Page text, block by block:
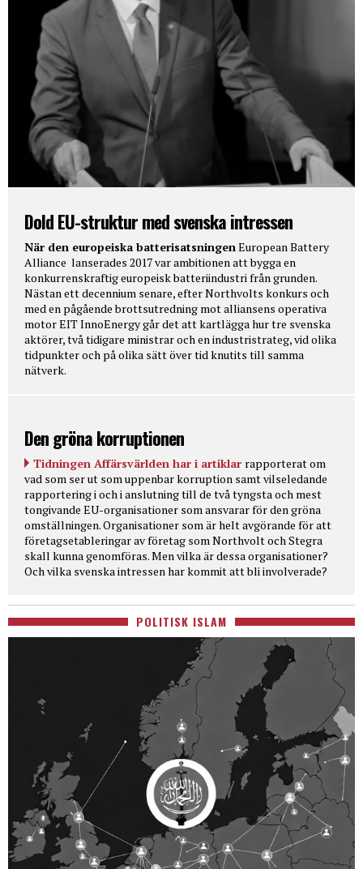
Dold EU-struktur med svenska intressen
När den europeiska batterisatsningenEuropean Battery
Alliance lanserades 2017 var ambitionen att bygga en
konkurrenskraftig europeisk batteriindustri från grunden.
Nästan ett decennium senare, efter Northvolts konkurs och
med en pågående brottsutredning mot alliansens operativa
motor EIT InnoEnergy går det att kartlägga hur tre svenska
aktörer, två tidigare ministrar och en industristrateg, vid olika
tidpunkter och på olika sätt över tid knutits till samma
nätverk.
Den gröna korruptionen
Tidningen Affärsvärlden har i artiklar rapporterat om
vad som ser ut som uppenbar korruption samt vilseledande
rapportering i och i anslutning till de två tyngsta och mest
tongivande EU-organisationer som ansvarar för den gröna
omställningen. Organisationer som är helt avgörande för att
företagsetableringar av företag som Northvolt och Stegra
skall kunna genomföras. Men vilka är dessa organisationer?
Och vilka svenska intressen har kommit att bli involverade?
POLITISK ISLAM